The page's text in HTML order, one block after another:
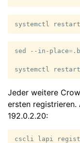
systemctl restart
sed --in-place=
systemctl restart
Jeder weitere
ersten
192.0.2.20:
cscli lapi